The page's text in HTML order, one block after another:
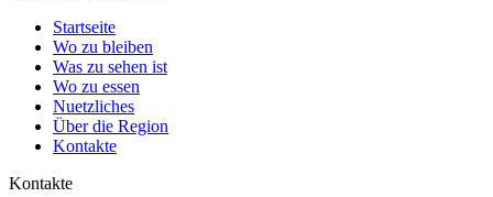
Startseite
Wo zu bleiben
Was zu sehen ist
Wo zu essen
Nuetzliches
Über die Region
Kontakte
Kontakte